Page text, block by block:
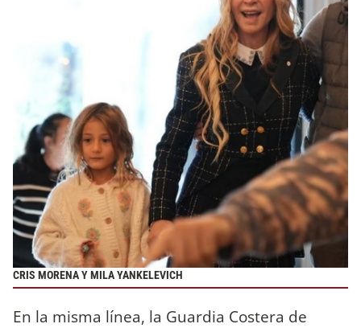
CRIS MORENA Y MILA YANKELEVICH
En la misma línea, la Guardia Costera de